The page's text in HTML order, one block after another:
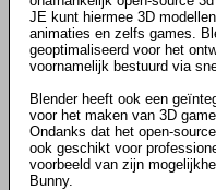
JE kunt hiermee 3D
animaties en zelfs games.
geoptimaliseerd voor het
voornamelijk bestuurd via
Blender heeft ook een
voor het maken van 3D
Ondanks dat het open-
ook geschikt voor
voorbeeld van zijn
Bunny.